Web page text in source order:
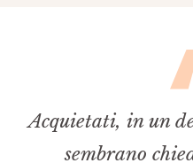
Acquietati, in un
sembrano